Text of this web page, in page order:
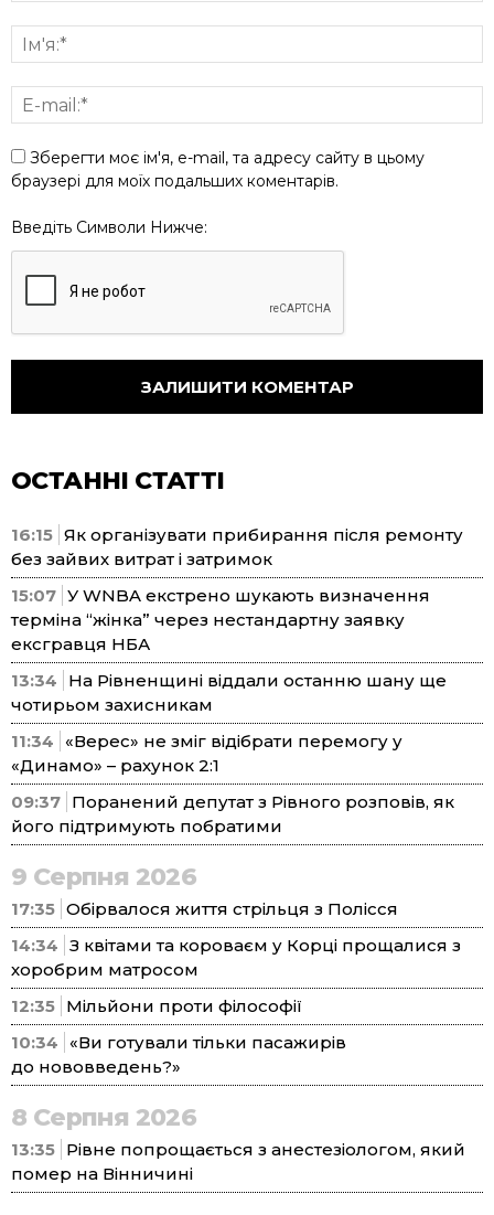
Зберегти моє ім'я, e-mail, та адресу сайту в цьому
браузері для моїх подальших коментарів.
Введіть Символи Нижче:
ОСТАННІ СТАТТІ
16:15 Як організувати прибирання після ремонту
без зайвих витрат і затримок
15:07 У WNBA екстрено шукають визначення
терміна “жінка” через нестандартну заявку
ексгравця НБА
13:34
На Рівненщині віддали останню шану ще
чотирьом захисникам
11:34
«Верес» не зміг відібрати перемогу у
«Динамо» – рахунок 2:1
09:37 Поранений депутат з Рівного розповів, як
його підтримують побратими
9 Серпня 2026
17:35 Обірвалося життя стрільця з Полісся
14:34 З квітами та короваєм у Корці прощалися з
хоробрим матросом
12:35 Мільйони проти філософії
10:34
«Ви готували тільки пасажирів
до нововведень?»
8 Серпня 2026
13:35 Рівне попрощається з анестезіологом, який
помер на Вінничині